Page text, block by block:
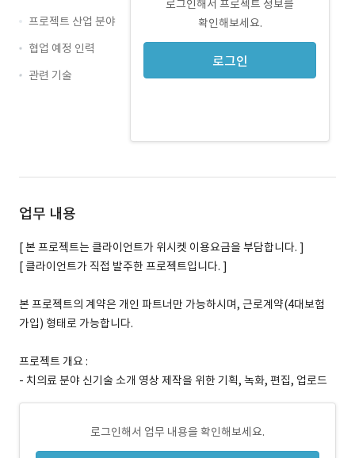
로그인해서 프로젝트 정보를
확인해보세요.
로그인
프로젝트 산업 분야
협업 예정 인력
관련 기술
기획 · 경력 무관
업무 내용
[ 본 프로젝트는 클라이언트가 위시켓 이용요금을 부담합니다. ]
[ 클라이언트가 직접 발주한 프로젝트입니다. ]
본 프로젝트의 계약은 개인 파트너만 가능하시며, 근로계약(4대보험
가입) 형태로 가능합니다.
프로젝트 개요 :
- 치의료 분야 신기술 소개 영상 제작을 위한 기획, 녹화, 편집, 업로드
로그인해서 업무 내용을 확인해보세요.